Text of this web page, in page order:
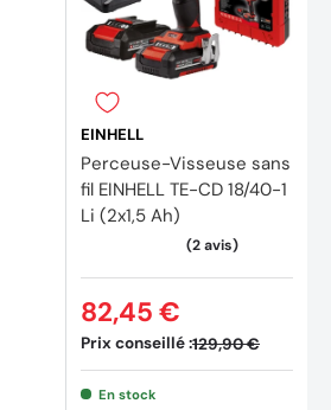
EINHELL
Perceuse-Visseuse sans
fil EINHELL TE-CD 18/40-1
Li (2x1,5 Ah)
Prix conseillé :129,90 €
82,45 €
En stock